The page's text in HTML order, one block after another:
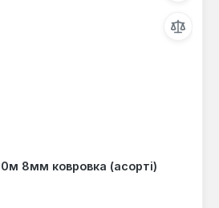
8мм ковровка (асорті)